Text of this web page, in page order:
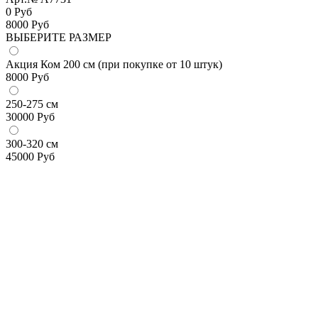
0 Руб
8000 Руб
ВЫБЕРИТЕ РАЗМЕР
Акция Ком 200 см (при покупке от 10 штук)
8000 Руб
250-275 см
30000 Руб
300-320 см
45000 Руб